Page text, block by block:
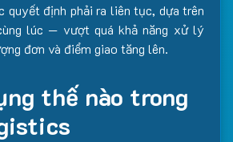
quyết định phải ra liên tục, dựa trên
lúc — vượt quá khả năng xử lý
đơn và điểm giao tăng lên.
thế nào trong